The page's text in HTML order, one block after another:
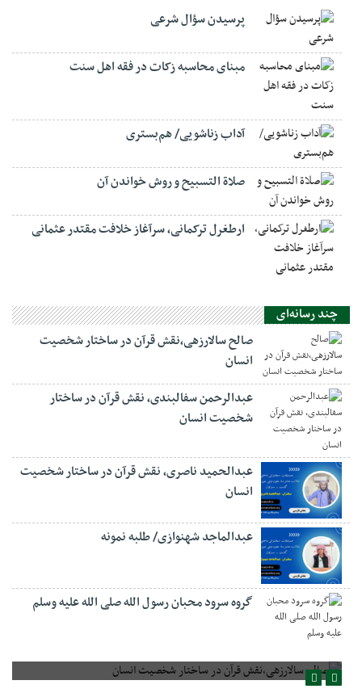
پرسیدن سؤال شرعی
مبنای محاسبه زکات در فقه اهل سنت
آداب زناشویی/ هم‌بستری
صلاة التسبيح و روش خواندن آن
ارطغرل ترکمانی، سرآغاز خلافت مقتدر عثمانی
چند رسانه‌ای
صالح سالارزهی،‌نقش قرآن در ساختار شخصیت
انسان
عبدالرحمن سفالبندی، نقش قرآن در ساختار
شخصیت انسان
عبدالحمید ناصری، نقش قرآن در ساختار شخصیت
انسان
عبدالماجد شهنوازی/ طلبه نمونه
گروه سرود محبان رسول الله صلی الله علیه وسلم
صالح سالارزهی،‌نقش قرآن در ساختار شخصیت انسان